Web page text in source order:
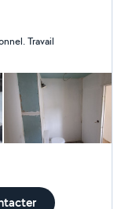
Travail